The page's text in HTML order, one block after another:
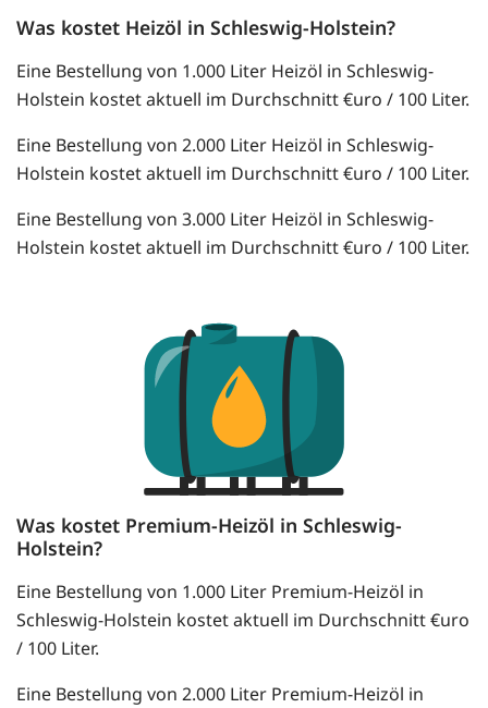
Was kostet Heizöl in Schleswig-Holstein?
Eine Bestellung von 1.000 Liter Heizöl in Schleswig-
Holstein kostet aktuell im Durchschnitt €uro / 100 Liter.
Eine Bestellung von 2.000 Liter Heizöl in Schleswig-
Holstein kostet aktuell im Durchschnitt €uro / 100 Liter.
Eine Bestellung von 3.000 Liter Heizöl in Schleswig-
Holstein kostet aktuell im Durchschnitt €uro / 100 Liter.
Was kostet Premium-Heizöl in Schleswig-
Holstein?
Eine Bestellung von 1.000 Liter Premium-Heizöl in
Schleswig-Holstein kostet aktuell im Durchschnitt €uro
/ 100 Liter.
Eine Bestellung von 2.000 Liter Premium-Heizöl in